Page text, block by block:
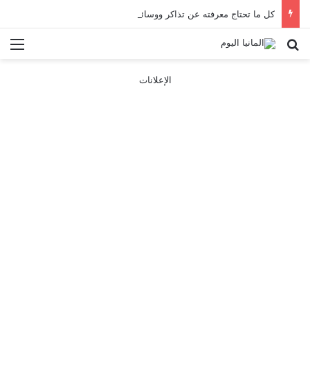
كل ما تحتاج معرفته عن تذاكر ووسائل النقل في باريس 2025
بحث عن
الإعلانات